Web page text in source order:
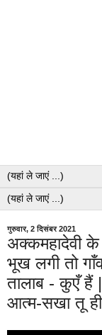
गुरुवार, 2 दिसंबर 2021
अक्कमहादेवी
भूख लगी तो
तालाब - कुएँ हैं
आत्म-सखा तू